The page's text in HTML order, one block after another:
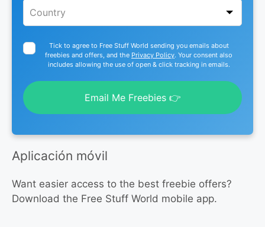
Tick to agree to Free Stuff World sending you emails about
freebies and offers, and the Privacy Policy. Your consent also
includes allowing the use of open & click tracking in emails.
Email Me Freebies 👉
Aplicación móvil
Want easier access to the best freebie offers?
Download the Free Stuff World mobile app.